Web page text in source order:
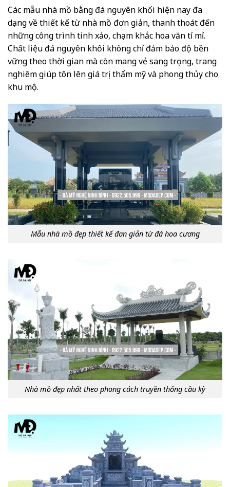
Các mẫu nhà mồ bằng đá nguyên khối hiện nay đa
dạng về thiết kế từ nhà mồ đơn giản, thanh thoát đến
những công trình tinh xảo, chạm khắc hoa văn tỉ mỉ.
Chất liệu đá nguyên khối không chỉ đảm bảo độ bền
vững theo thời gian mà còn mang vẻ sang trọng, trang
nghiêm giúp tôn lên giá trị thẩm mỹ và phong thủy cho
khu mộ.
Mẫu nhà mồ đẹp thiết kế đơn giản từ đá hoa cương
Nhà mồ đẹp nhất theo phong cách truyền thống cầu kỳ